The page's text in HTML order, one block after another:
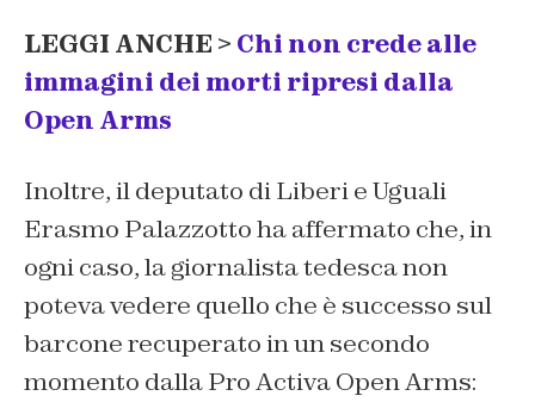
LEGGI ANCHE > Chi non crede alle
immagini dei morti ripresi dalla
Open Arms
Inoltre, il deputato di Liberi e Uguali
Erasmo Palazzotto ha affermato che, in
ogni caso, la giornalista tedesca non
poteva vedere quello che è successo sul
barcone recuperato in un secondo
momento dalla Pro Activa Open Arms: